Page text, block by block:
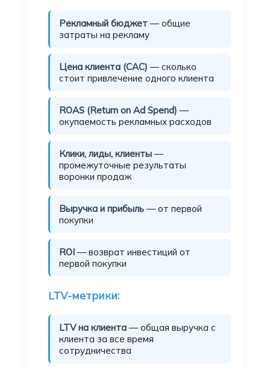
Рекламный бюджет— общие
затраты на рекламу
Цена клиента (CAC) — сколько
стоит привлечение одного клиента
ROAS (Return on Ad Spend) —
окупаемость рекламных расходов
Клики, лиды, клиенты—
промежуточные результаты
воронки продаж
Выручка и прибыль— от первой
покупки
ROI— возврат инвестиций от
первой покупки
LTV-метрики:
LTV на клиента— общая выручка с
клиента за все время
сотрудничества